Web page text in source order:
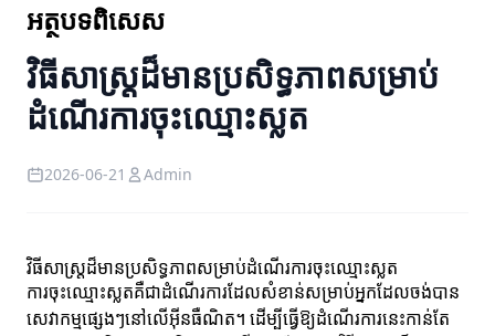
អត្ថបទពិសេស
វិធីសាស្ត្រដ៏មានប្រសិទ្ធភាពសម្រាប់
ដំណើរការចុះឈ្មោះស្លត
2026-06-21 Admin
វិធីសាស្ត្រដ៏មានប្រសិទ្ធភាពសម្រាប់ដំណើរការចុះឈ្មោះស្លត
ការចុះឈ្មោះស្លតគឺជាដំណើរការដែលសំខាន់សម្រាប់អ្នកដែលចង់បាន
សេវាកម្មផ្សេងៗនៅលើអ៊ីនធឺណិត។ ដើម្បីធ្វើឱ្យដំណើរការនេះកាន់តែ